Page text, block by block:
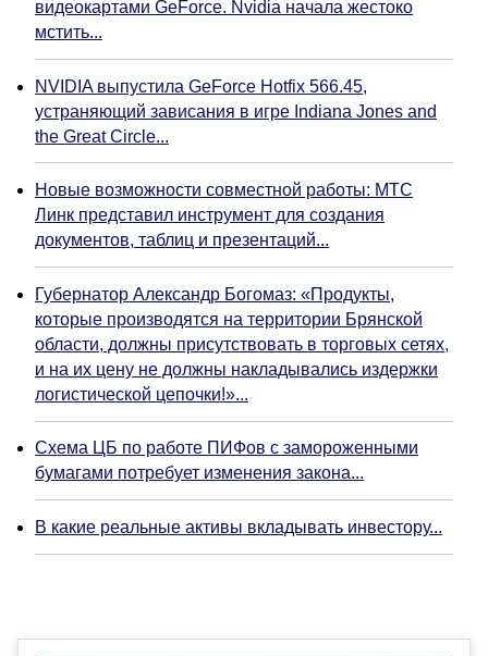
видеокартами GeForce. Nvidia начала жестоко
мстить...
NVIDIA выпустила GeForce Hotfix 566.45,
устраняющий зависания в игре Indiana Jones and
the Great Circle...
Новые возможности совместной работы: МТС
Линк представил инструмент для создания
документов, таблиц и презентаций...
Губернатор Александр Богомаз: «Продукты,
которые производятся на территории Брянской
области, должны присутствовать в торговых сетях,
и на их цену не должны накладывались издержки
логистической цепочки!»...
Схема ЦБ по работе ПИФов с замороженными
бумагами потребует изменения закона...
В какие реальные активы вкладывать инвестору...